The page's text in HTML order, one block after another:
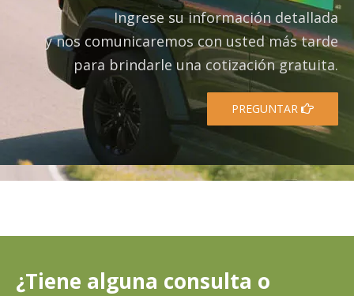
Ingrese su información detallada
y nos comunicaremos con usted más tarde
para brindarle una cotización gratuita.
PREGUNTAR
¿Tiene alguna consulta o